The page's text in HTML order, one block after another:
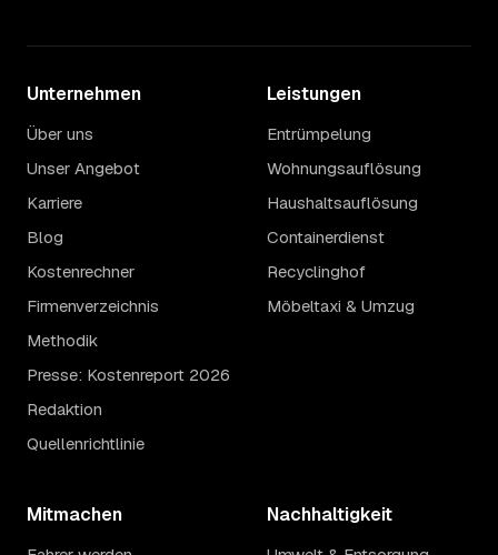
Unternehmen
Über uns
Unser Angebot
Karriere
Blog
Kostenrechner
Firmenverzeichnis
Methodik
Presse: Kostenreport 2026
Redaktion
Quellenrichtlinie
Leistungen
Entrümpelung
Wohnungsauflösung
Haushaltsauflösung
Containerdienst
Recyclinghof
Möbeltaxi & Umzug
Mitmachen Nachhaltigkeit